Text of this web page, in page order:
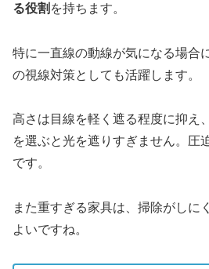
る役割 を持ちます。
特に一直線の動線が気になる場合
の視線対策としても活躍します。
高さは目線を軽く遮る程度に抑え、
を選ぶと光を遮りすぎません。圧
です。
また重すぎる家具は、掃除がしに
よいですね。